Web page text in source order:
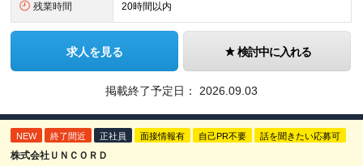
残業時間 20時間以内
求人を見る 検討中に入れる
掲載終了予定日： 2026.09.03
NEW 終了間近 正社員 面接情報有 自己PR不要 話を聞きたい応募可
株式会社ＵＮＣＯＲＤ